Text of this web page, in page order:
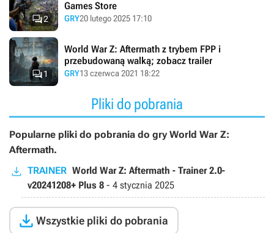
2
Games Store
GRY20 lutego 2025 17:10
1
World War Z: Aftermath z trybem FPP i
przebudowaną walką; zobacz trailer
GRY13 czerwca 2021 18:22
Pliki do pobrania
Popularne pliki do pobrania do gry World War Z:
Aftermath.
TRAINER World War Z: Aftermath - Trainer 2.0-
v20241208+ Plus 8 - 4 stycznia 2025
 Wszystkie pliki do pobrania